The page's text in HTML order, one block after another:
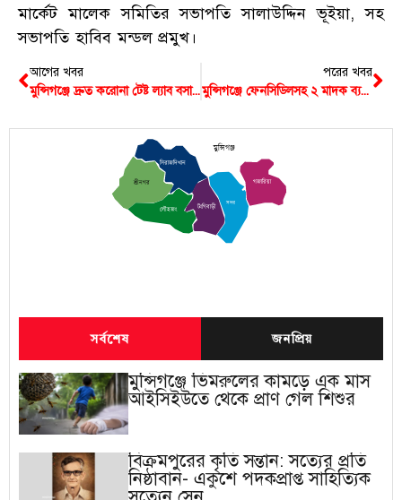
মার্কেট মালেক সমিতির সভাপতি সালাউদ্দিন ভূইয়া, সহ
সভাপতি হাবিব মন্ডল প্রমুখ।
আগের খবর
মুন্সিগঞ্জে দ্রুত করোনা টেষ্ট ল্যাব বসানোর দাবি
পরের খবর
মুন্সিগঞ্জে ফেনসিডিলসহ ২ মাদক ব্যবসায়ী আটক
শ্রীনগর
সিরাজদিখান
টংগিবাড়ী
সদর
গজারিয়া
লৌহজং
মুন্সিগঞ্জ
সর্বশেষ জনপ্রিয়
মুন্সিগঞ্জে ভিমরুলের কামড়ে এক মাস
আইসিইউতে থেকে প্রাণ গেল শিশুর
বিক্রমপুরের কৃতি সন্তান: সত্যের প্রতি
নিষ্ঠাবান- একুশে পদকপ্রাপ্ত সাহিত্যিক